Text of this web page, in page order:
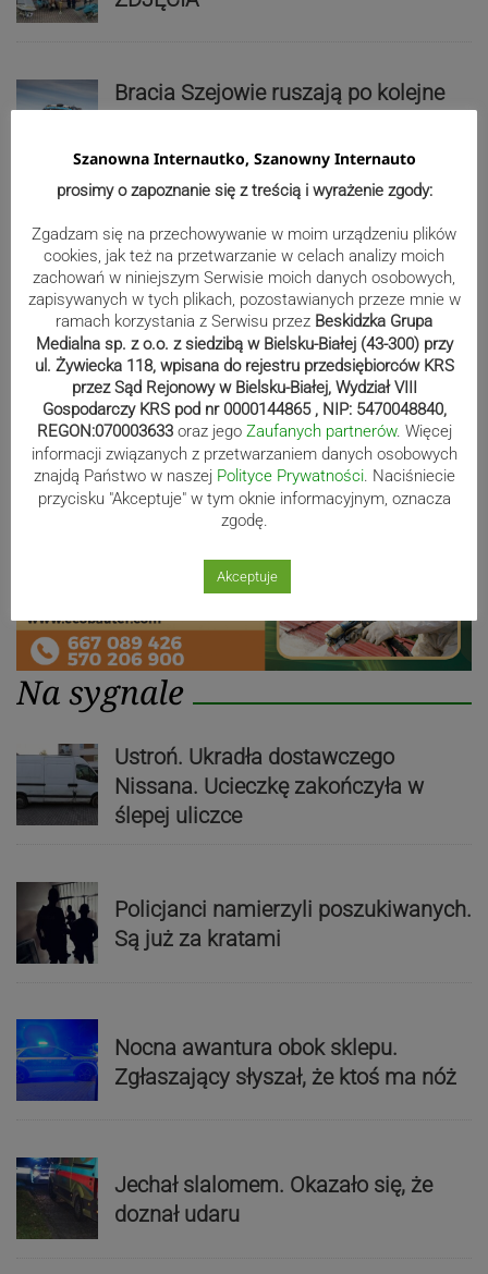
Bracia Szejowie ruszają po kolejne
wystartują w Rajdzie Rzeszowskim
80-lecie Soły Kobiernice. Będzie się
działo! SZCZEGÓŁOWY PROGRAM
Reklama
Na sygnale
Ustroń. Ukradła dostawczego
Nissana. Ucieczkę zakończyła w
ślepej uliczce
Policjanci namierzyli poszukiwanych.
Są już za kratami
Nocna awantura obok sklepu.
Zgłaszający słyszał, że ktoś ma nóż
Jechał slalomem. Okazało się, że
doznał udaru
Szanowna Internautko, Szanowny Internauto
prosimy o zapoznanie się z treścią i wyrażenie zgody:
Zgadzam się na przechowywanie w moim urządzeniu plików
cookies, jak też na przetwarzanie w celach analizy moich
zachowań w niniejszym Serwisie moich danych osobowych,
zapisywanych w tych plikach, pozostawianych przeze mnie w
ramach korzystania z Serwisu przez Beskidzka Grupa
Medialna sp. z o.o. z siedzibą w Bielsku-Białej (43-300) przy
ul. Żywiecka 118, wpisana do rejestru przedsiębiorców KRS
przez Sąd Rejonowy w Bielsku-Białej, Wydział VIII
Gospodarczy KRS pod nr 0000144865 , NIP: 5470048840,
REGON:070003633 oraz jego Zaufanych partnerów. Więcej
informacji związanych z przetwarzaniem danych osobowych
znajdą Państwo w naszej Polityce Prywatności. Naciśniecie
przycisku "Akceptuje" w tym oknie informacyjnym, oznacza
zgodę.
Akceptuje